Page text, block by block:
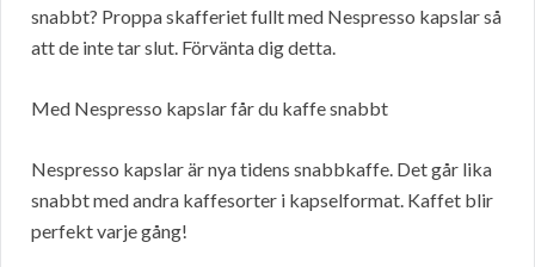
snabbt? Proppa skafferiet fullt med Nespresso kapslar så
att de inte tar slut. Förvänta dig detta.
Med Nespresso kapslar får du kaffe snabbt
Nespresso kapslar är nya tidens snabbkaffe. Det går lika
snabbt med andra kaffesorter i kapselformat. Kaffet blir
perfekt varje gång!